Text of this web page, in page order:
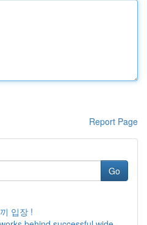
Report Page
Go
입장 !